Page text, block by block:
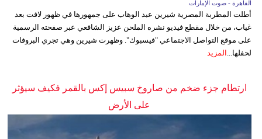
القاهرة - صوت الإمارات
أطلت المطربة المصرية شيرين عبد الوهاب على جمهورها في ظهور لافت بعد
غياب، من خلال مقطع فيديو نشره الملحن عزيز الشافعي عبر صفحته الرسمية
على موقع التواصل الاجتماعي "فيسبوك". وظهرت شيرين وهي تجري البروفات
لحفلها... المزيد
ارتطام جزء ضخم من صاروخ سبيس إكس بالقمر فكيف سيؤثر
على الأرض